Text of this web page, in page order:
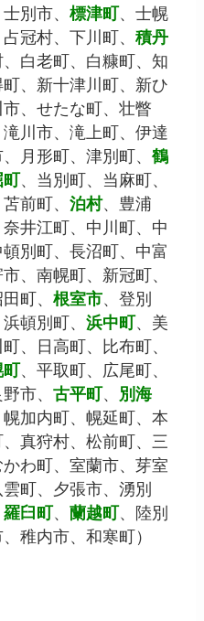
士別市、標津町、士幌
冠村、下川町、積丹
白老町、白糠町、知
、新十津川町、新ひ
、せたな町、壮瞥
川市、滝上町、伊達
月形町、津別町、鶴
町、当別町、当麻町、
前町、泊村、豊浦
井江町、中川町、中
別町、長沼町、中富
、南幌町、新冠町、
田町、根室市、登別
頓別町、浜中町、美
、日高町、比布町、
町、平取町、広尾町、
市、古平町、 別海
加内町、幌延町、本
真狩村、松前町、三
わ町、室蘭市、芽室
雲町、夕張市、湧別
羅臼町、蘭越町、陸別
稚内市、和寒町）